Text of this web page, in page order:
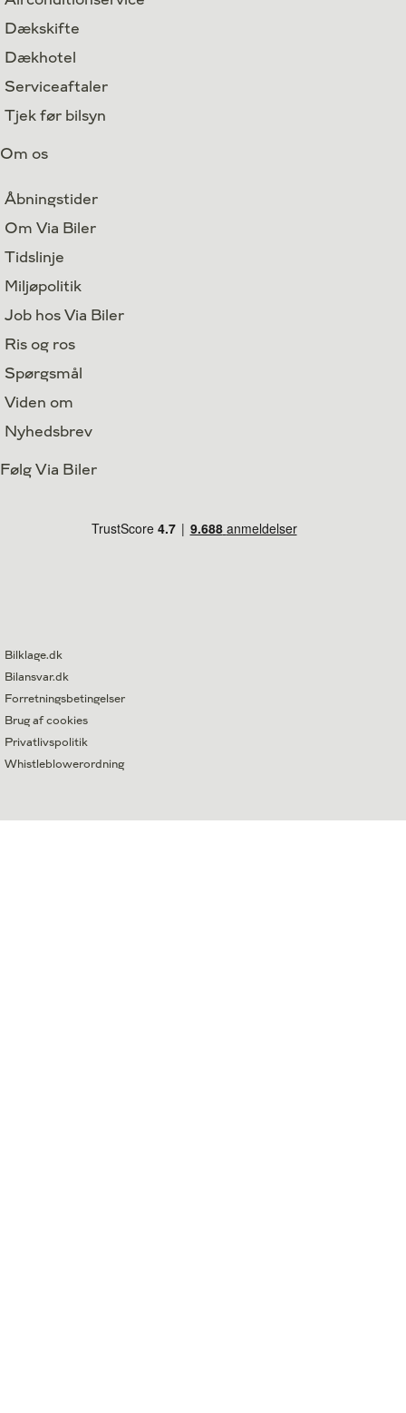
Dækskifte
Dækhotel
Serviceaftaler
Tjek før bilsyn
Om os
Åbningstider
Om Via Biler
Tidslinje
Miljøpolitik
Job hos Via Biler
Ris og ros
Spørgsmål
Viden om
Nyhedsbrev
Følg Via Biler
Bilklage.dk
Bilansvar.dk
Forretningsbetingelser
Brug af cookies
Privatlivspolitik
Whistleblowerordning